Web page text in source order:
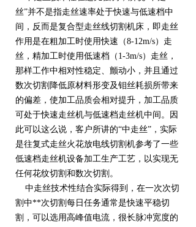
丝”并不是指走丝速率处于快速与低速档中
间，反而是复合型走丝线切割机床，即走丝
作用是在粗加工时使用快速（8-12m/s）走
丝，精加工时使用低速档（1-3m/s）走丝，
那样工作中相对性稳定、颤动小，并且通过
数次切割降低原材料形变及钼丝耗损所带来
的偏差，使加工品质会相对提升，加工品质
可处于快速走丝机与低速档走丝机中间。因
此可以这么说，客户所讲的“中走丝”，实际
是往复式走丝火花放电线切割机参考了一些
低速档走丝机设备加工生产工艺，以实现无
任何花纹切割和数次切割。
中走丝技术性结合实际得到，在一次次切
割中**次切割每日任务通常是快速平稳切
割，可以选用高峰值电流，很长脉冲宽度的